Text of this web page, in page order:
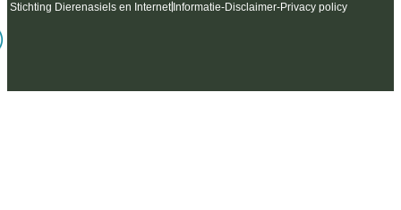
Stichting Dierenasiels en Internet Informatie-Disclaimer-Privacy policy